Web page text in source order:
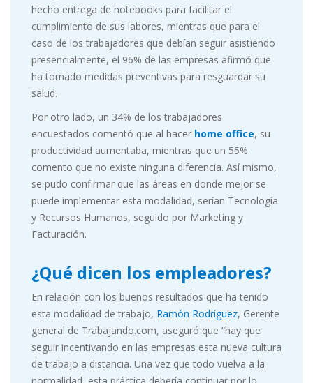
hecho entrega de notebooks para facilitar el
cumplimiento de sus labores, mientras que para el
caso de los trabajadores que debían seguir asistiendo
presencialmente, el 96% de las empresas afirmó que
ha tomado medidas preventivas para resguardar su
salud.
Por otro lado, un 34% de los trabajadores
encuestados comentó que al hacer home office, su
productividad aumentaba, mientras que un 55%
comento que no existe ninguna diferencia. Así mismo,
se pudo confirmar que las áreas en donde mejor se
puede implementar esta modalidad, serían Tecnología
y Recursos Humanos, seguido por Marketing y
Facturación.
¿Qué dicen los empleadores?
En relación con los buenos resultados que ha tenido
esta modalidad de trabajo, Ramón Rodríguez, Gerente
general de Trabajando.com, aseguró que “hay que
seguir incentivando en las empresas esta nueva cultura
de trabajo a distancia. Una vez que todo vuelva a la